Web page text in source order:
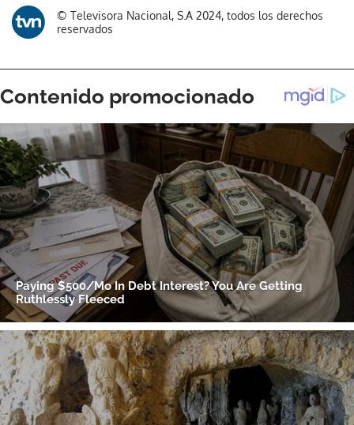
© Televisora Nacional, S.A 2024, todos los derechos
reservados